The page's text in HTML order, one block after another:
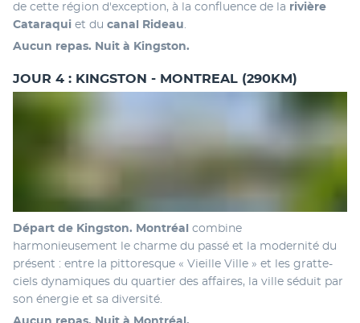
de cette région d'exception, à la confluence de la rivière
Cataraqui et du canal Rideau
Aucun repas. Nuit à Kingston.
JOUR 4 : KINGSTON - MONTREAL (290KM)
Départ de Kingston. Montréal
combine
harmonieusement le charme du passé et la modernité du
présent : entre la pittoresque « Vieille Ville » et les gratte-
ciels dynamiques du quartier des affaires, la ville séduit par
son énergie et sa diversité.